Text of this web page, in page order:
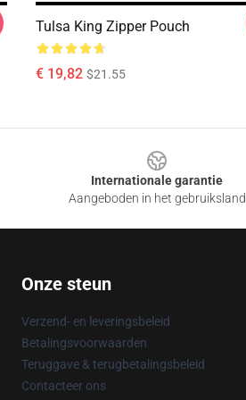
Tulsa King Zipper Pouch
€ 19,82 $21.55
Internationale garantie
Aangeboden in het gebruiksland
Onze steun
Verzend- en leveringsbeleid
Betalingsvoorwaarden
Teruggave & terugbetalingsbeleid
Contacteer ons